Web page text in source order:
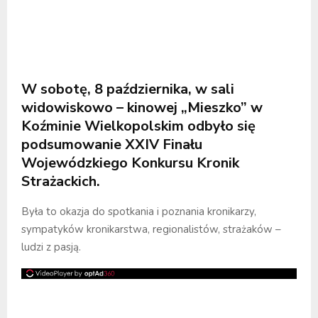
W sobotę, 8 października, w sali
widowiskowo – kinowej „Mieszko” w
Koźminie Wielkopolskim odbyło się
podsumowanie XXIV Finału
Wojewódzkiego Konkursu Kronik
Strażackich.
Była to okazja do spotkania i poznania kronikarzy,
sympatyków kronikarstwa, regionalistów, strażaków –
ludzi z pasją.